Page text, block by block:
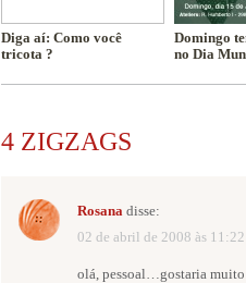
Diga aí: Como você
tricota ?
Domingo
no Dia
4 ZIGZAGS
Rosana disse:
02 de abril de 2008 às 11:22
olá, pessoal…gostaria muito